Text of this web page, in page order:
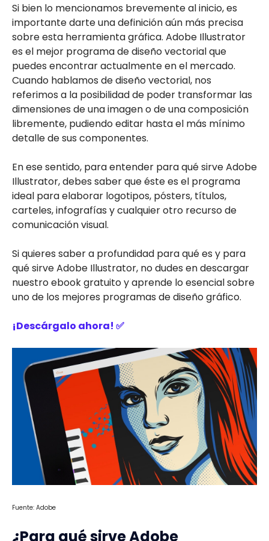
Si bien lo mencionamos brevemente al inicio, es
importante darte una definición aún más precisa
sobre esta herramienta gráfica. Adobe Illustrator
es el mejor programa de diseño vectorial que
puedes encontrar actualmente en el mercado.
Cuando hablamos de diseño vectorial, nos
referimos a la posibilidad de poder transformar las
dimensiones de una imagen o de una composición
libremente, pudiendo editar hasta el más mínimo
detalle de sus componentes.
En ese sentido, para entender para qué sirve Adobe
Illustrator, debes saber que éste es el programa
ideal para elaborar logotipos, pósters, títulos,
carteles, infografías y cualquier otro recurso de
comunicación visual.
Si quieres saber a profundidad para qué es y para
qué sirve Adobe Illustrator, no dudes en descargar
nuestro ebook gratuito y aprende lo esencial sobre
uno de los mejores programas de diseño gráfico.
¡Descárgalo ahora! ✅
Fuente: Adobe
¿Para qué sirve Adobe